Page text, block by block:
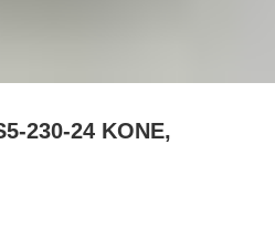
230-24 KONE,